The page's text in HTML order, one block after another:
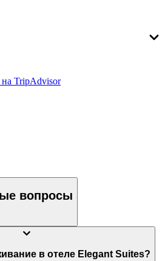
TripAdvisor
вопросы
Сколько стоит проживание в отеле Elegant Suites?